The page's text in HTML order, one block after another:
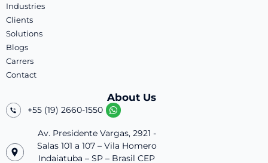
Industries
Clients
Solutions
Blogs
Carrers
Contact
About Us
+55 (19) 2660-1550
Av. Presidente Vargas, 2921 -
Salas 101 a 107 – Vila Homero
Indaiatuba – SP – Brasil CEP